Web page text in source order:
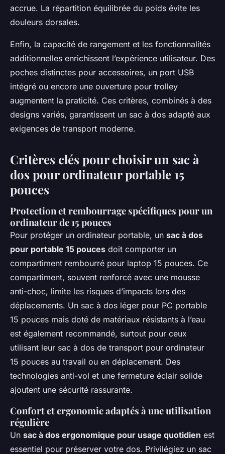
accrue. La répartition équilibrée du poids évite les
douleurs dorsales.
Enfin, la capacité de rangement et les fonctionnalités
additionnelles enrichissent l’expérience utilisateur. Des
poches distinctes pour accessoires, un port USB
intégré ou encore une ouverture pour trolley
augmentent la praticité. Ces critères, combinés à des
designs variés, garantissent un sac à dos adapté aux
exigences de transport moderne.
Critères clés pour choisir un sac à
dos pour ordinateur portable 15
pouces
Protection et rembourrage spécifiques pour un
ordinateur de 15 pouces
Pour protéger un ordinateur portable, un sac à dos
pour portable 15 pouces doit comporter un
compartiment rembourré pour laptop 15 pouces. Ce
compartiment, souvent renforcé avec une mousse
anti-choc, limite les risques d’impacts lors des
déplacements. Un sac à dos léger pour PC portable
15 pouces mais doté de matériaux résistants à l’eau
est également recommandé, surtout pour ceux
utilisant leur sac à dos de transport pour ordinateur
15 pouces au travail ou en déplacement. Des
technologies anti-vol et une fermeture éclair solide
ajoutent une sécurité rassurante.
Confort et ergonomie adaptés à une utilisation
régulière
Un sac à dos ergonomique pour usage quotidien est
essentiel pour préserver votre dos. Privilégiez un sac